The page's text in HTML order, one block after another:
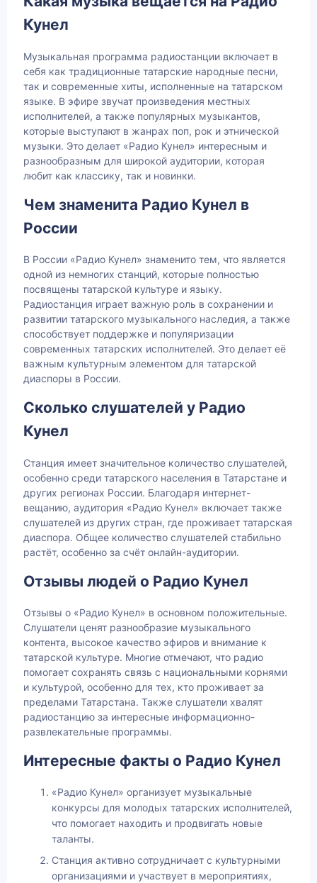
Кунел
Музыкальная программа радиостанции включает в
себя как традиционные татарские народные песни,
так и современные хиты, исполненные на татарском
языке. В эфире звучат произведения местных
исполнителей, а также популярных музыкантов,
которые выступают в жанрах поп, рок и этнической
музыки. Это делает «Радио Кунел» интересным и
разнообразным для широкой аудитории, которая
любит как классику, так и новинки.
Чем знаменита Радио Кунел в
России
В России «Радио Кунел» знаменито тем, что является
одной из немногих станций, которые полностью
посвящены татарской культуре и языку.
Радиостанция играет важную роль в сохранении и
развитии татарского музыкального наследия, а также
способствует поддержке и популяризации
современных татарских исполнителей. Это делает её
важным культурным элементом для татарской
диаспоры в России.
Сколько слушателей у Радио
Кунел
Станция имеет значительное количество слушателей,
особенно среди татарского населения в Татарстане и
других регионах России. Благодаря интернет-
вещанию, аудитория «Радио Кунел» включает также
слушателей из других стран, где проживает татарская
диаспора. Общее количество слушателей стабильно
растёт, особенно за счёт онлайн-аудитории.
Отзывы людей о Радио Кунел
Отзывы о «Радио Кунел» в основном положительные.
Слушатели ценят разнообразие музыкального
контента, высокое качество эфиров и внимание к
татарской культуре. Многие отмечают, что радио
помогает сохранять связь с национальными корнями
и культурой, особенно для тех, кто проживает за
пределами Татарстана. Также слушатели хвалят
радиостанцию за интересные информационно-
развлекательные программы.
Интересные факты о Радио Кунел
«Радио Кунел» организует музыкальные
конкурсы для молодых татарских исполнителей,
что помогает находить и продвигать новые
таланты.
Станция активно сотрудничает с культурными
организациями и участвует в мероприятиях,